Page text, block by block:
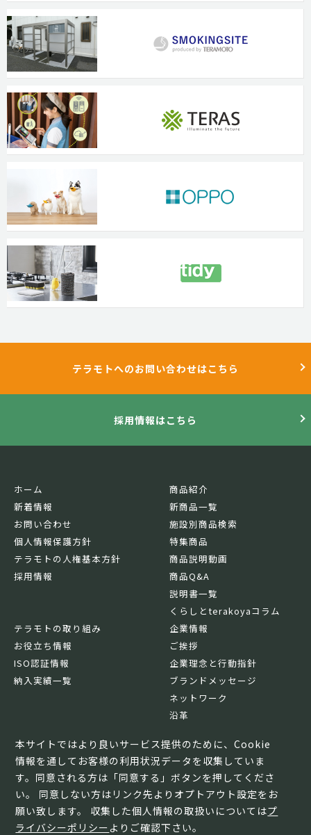
本サイトではより良いサービス提供のために、Cookie
情報を通してお客様の利用状況データを収集していま
す。同意される方は「同意する」ボタンを押してくださ
い。 同意しない方はリンク先よりオプトアウト設定をお
願い致します。 収集した個人情報の取扱いについてはプ
ライバシーポリシー よりご確認下さい。
テラモトへのお問い合わせはこちら
採用情報はこちら
ホーム
新着情報
お問い合わせ
個人情報保護方針
テラモトの人権基本方針
採用情報
商品紹介
新商品一覧
施設別商品検索
特集商品
商品説明動画
商品Q&A
説明書一覧
くらしとterakoyaコラム
テラモトの取り組み
お役立ち情報
ISO認証情報
納入実績一覧
企業情報
ご挨拶
企業理念と行動指針
ブランドメッセージ
ネットワーク
沿革